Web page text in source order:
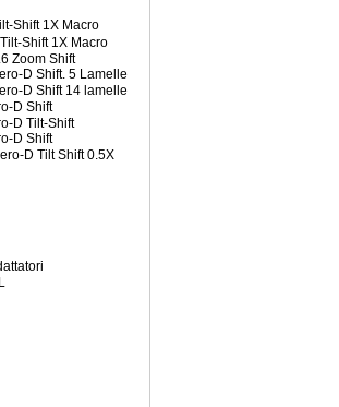
Shift 1X Macro
Shift 1X Macro
Zoom Shift
D Shift. 5 Lamelle
D Shift 14 lamelle
D Shift
D Tilt-Shift
D Shift
D Tilt Shift 0.5X